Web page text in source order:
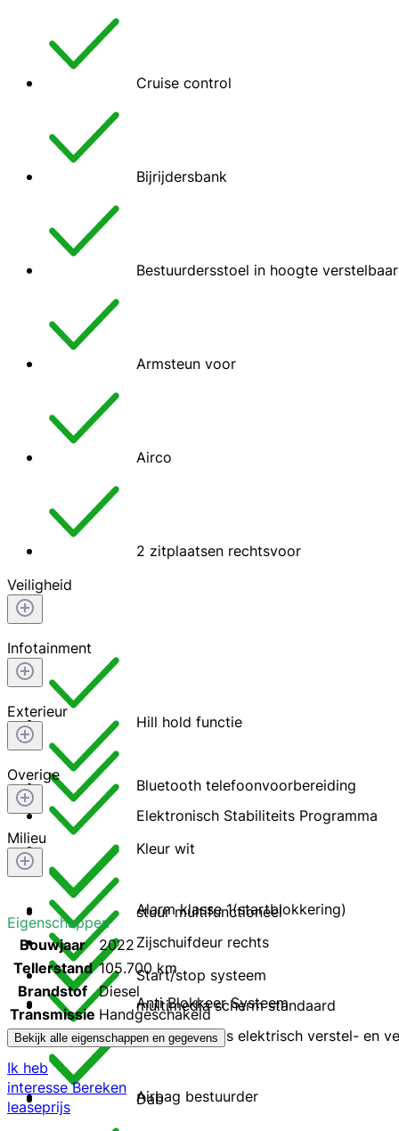
Cruise control
Bijrijdersbank
Bestuurdersstoel in hoogte verstelbaar
Armsteun voor
Airco
2 zitplaatsen rechtsvoor
Veiligheid
Hill hold functie
Elektronisch Stabiliteits Programma
Alarm klasse 1(startblokkering)
Anti Blokkeer Systeem
Airbag bestuurder
Infotainment
Bluetooth telefoonvoorbereiding
Exterieur
Kleur wit
Zijschuifdeur rechts
Buitenspiegels elektrisch verstel- en
Overige
stuur multifunctioneel
multimedia scherm standaard
Dab
Milieu
Start/stop systeem
Eigenschappen
Bouwjaar
2022
Tellerstand 105.700 km
Brandstof Diesel
Transmissie Handgeschakeld
Bekijk alle eigenschappen en gegevens
Ik heb
interesseBereken
leaseprijs